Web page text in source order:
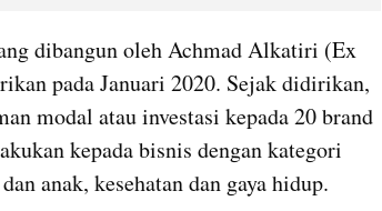
dibangun oleh Achmad Alkatiri (Ex
pada Januari 2020. Sejak didirikan,
modal atau investasi kepada 20 brand
kepada bisnis dengan kategori
anak, kesehatan dan gaya hidup.